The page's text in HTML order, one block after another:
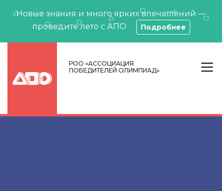
Новые знания и много ярких впечатлений —
проведите лето с АПО
Подробнее
РОО «АССОЦИАЦИЯ
ПОБЕДИТЕЛЕЙ ОЛИМПИАД»